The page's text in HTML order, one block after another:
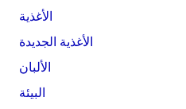
الأغذية
الأغذية الجديدة
الألبان
البيئة